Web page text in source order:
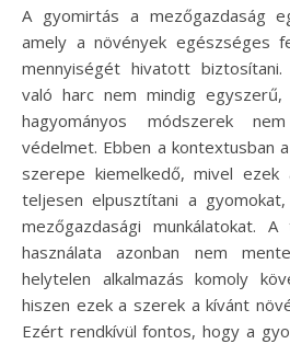
A gyomirtás a mezőgazdaság egyik alapvető feladata,
amely a növények egészséges
mennyiségét hivatott biztosítani.
való harc nem mindig
hagyományos módszerek
védelmet. Ebben a kontextusban
szerepe kiemelkedő, mivel
teljesen elpusztítani a
mezőgazdasági munkálatokat.
használata azonban nem
helytelen alkalmazás komoly
hiszen ezek a szerek a kívánt
Ezért rendkívül fontos, hogy a